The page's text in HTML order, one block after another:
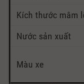
Kích thước mâm
Nước sản xuất
Màu xe